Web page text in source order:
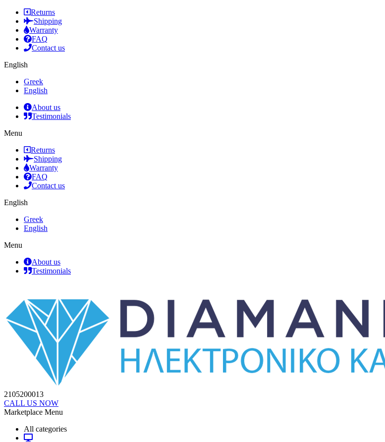
Returns
Shipping
Warranty
FAQ
Contact us
English
Greek
English
About us
Testimonials
Menu
Returns
Shipping
Warranty
FAQ
Contact us
English
Greek
English
Menu
About us
Testimonials
2105200013
CALL US NOW
Marketplace Menu
All categories